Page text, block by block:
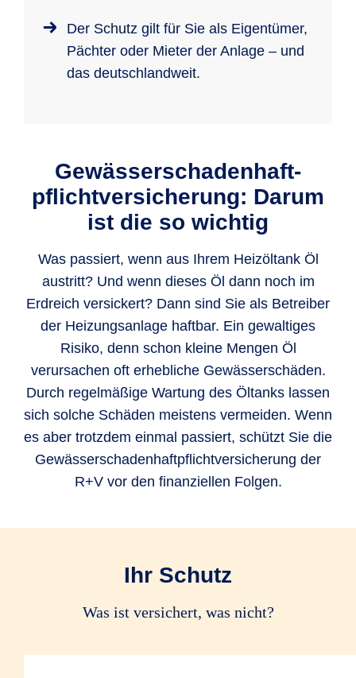
Der Schutz gilt für Sie als Eigentümer,
Pächter oder Mieter der Anlage – und
das deutschlandweit.
Gewässer­schadenhaft­
pflicht­versicherung: Darum
ist die so wichtig
Was passiert, wenn aus Ihrem Heizöltank Öl
austritt? Und wenn dieses Öl dann noch im
Erdreich versickert? Dann sind Sie als Betreiber
der Heizungsanlage haftbar. Ein gewaltiges
Risiko, denn schon kleine Mengen Öl
verursachen oft erhebliche Gewässerschäden.
Durch regelmäßige Wartung des Öltanks lassen
sich solche Schäden meistens vermeiden. Wenn
es aber trotzdem einmal passiert, schützt Sie die
Gewässerschadenhaftpflichtversicherung der
R+V vor den finanziellen Folgen.
Ihr Schutz
Was ist versichert, was nicht?